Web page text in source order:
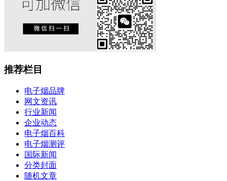
推荐栏目
电子烟品牌
网文资讯
行业新闻
企业动态
电子烟百科
电子烟测评
国际新闻
分类封面
随机文章